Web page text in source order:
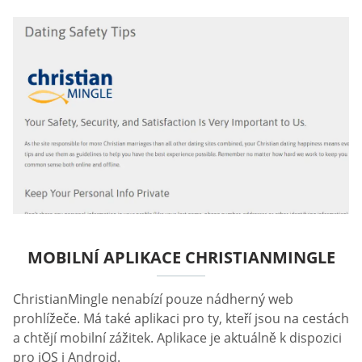
MOBILNÍ APLIKACE CHRISTIANMINGLE
ChristianMingle nenabízí pouze nádherný web
prohlížeče. Má také aplikaci pro ty, kteří jsou na cestách
a chtějí mobilní zážitek. Aplikace je aktuálně k dispozici
pro iOS i Android.